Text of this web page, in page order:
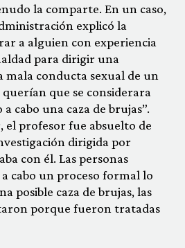
la comparte. En un caso,
explicó la
a alguien con experiencia
para dirigir una
mala conducta sexual de un
que se considerara
cabo una caza de brujas”.
el profesor fue absuelto de
dirigida por
con él. Las personas
cabo un proceso formal lo
posible caza de brujas, las
porque fueron tratadas